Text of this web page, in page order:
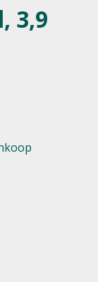
3,9